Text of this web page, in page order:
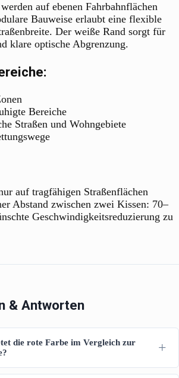
auf ebenen Fahrbahnflächen
Bauweise erlaubt eine flexible
Der weiße Rand sorgt für
klare optische Abgrenzung.
Bereiche
Straßen und Wohngebiete
auf tragfähigen Straßenflächen
Abstand zwischen zwei Kissen: 70–
Geschwindigkeitsreduzierung zu
& Antworten
die rote Farbe im Vergleich zur